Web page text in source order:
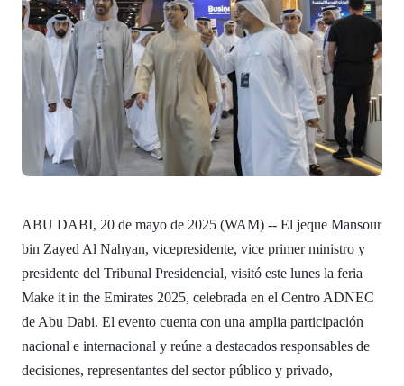
ABU DABI, 20 de mayo de 2025 (WAM) -- El jeque Mansour
bin Zayed Al Nahyan, vicepresidente, vice primer ministro y
presidente del Tribunal Presidencial, visitó este lunes la feria
Make it in the Emirates 2025, celebrada en el Centro ADNEC
de Abu Dabi. El evento cuenta con una amplia participación
nacional e internacional y reúne a destacados responsables de
decisiones, representantes del sector público y privado,